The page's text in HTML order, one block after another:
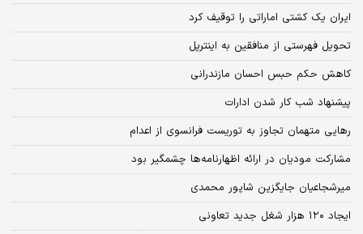
ایران یک کشتی اماراتی را توقیف کرد
تحویل فهرستی از منافقین به اینترپل
کاهش حکم حبس احسان مازندرانی
پیشنهاد شب کار شدن ادارات
رهایی متهمان تجاوز به توریست فرانسوی از اعدام
مشارکت مودیان در ارائه اظهارنامه‌ها چشمگیر بود
میرشجاعیان جایگزین شاپور محمدی
ایجاد ۱۲۰ هزار شغل جدید تعاونی